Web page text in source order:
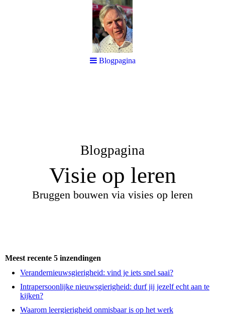
Blogpagina
Visie op leren
Bruggen bouwen via visies op leren
Meest recente 5 inzendingen
Verandernieuwsgierigheid: vind je iets snel saai?
Intrapersoonlijke nieuwsgierigheid: durf jij jezelf echt aan te
kijken?
Waarom leergierigheid onmisbaar is op het werk
Blogpagina